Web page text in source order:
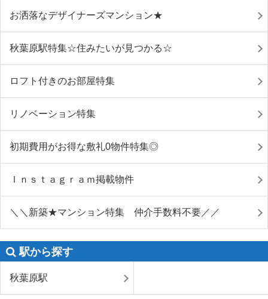
お洒落なデザイナーズマンション★
秋葉原駅特集☆住みたいが見つかる☆
ロフト付きのお部屋特集
リノベーション特集
初期費用がお得な敷礼0物件特集◎
Ｉｎｓｔａｇｒａｍ掲載物件
＼＼新築★マンション特集 仲介手数料不要／／
駅から探す
秋葉原駅